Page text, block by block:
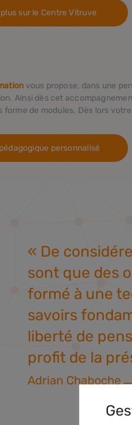
sur le Centre Vitruve
vous propose, dans une
Ainsi dès cet
forme de modules. Dès lors
personnalisé
« De
sont que des
formé à une
savoirs
liberté de
profit de la
Adrian Chaboche